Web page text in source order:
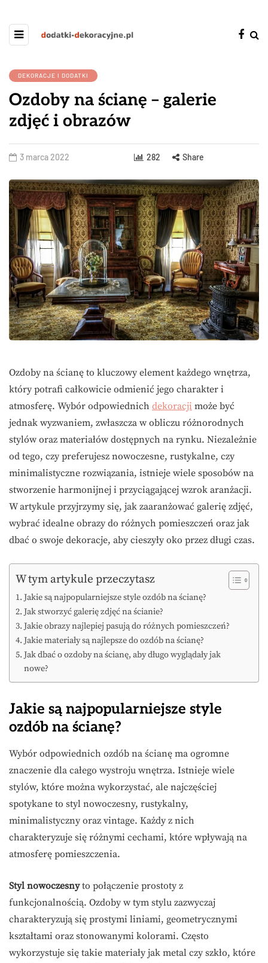
DEKORACJE I DODATKI
Ozdoby na ścianę – galerie
zdjęć i obrazów
3 marca 2022 282 Share
Ozdoby na ścianę to kluczowy element każdego wnętrza,
który potrafi całkowicie odmienić jego charakter i
atmosferę. Wybór odpowiednich dekoracji może być
jednak wyzwaniem, zwłaszcza w obliczu różnorodnych
stylów oraz materiałów dostępnych na rynku. Niezależnie
od tego, czy preferujesz nowoczesne, rustykalne, czy
minimalistyczne rozwiązania, istnieje wiele sposobów na
stworzenie harmonijnej i przyciągającej wzrok aranżacji.
W artykule przyjrzymy się, jak zaaranżować galerię zdjęć,
wybrać idealne obrazy do różnych pomieszczeń oraz jak
dbać o swoje dekoracje, aby cieszyły oko przez długi czas.
W tym artykule przeczytasz
Jakie są najpopularniejsze style ozdób na ścianę?
Jak stworzyć galerię zdjęć na ścianie?
Jakie obrazy najlepiej pasują do różnych pomieszczeń?
Jakie materiały są najlepsze do ozdób na ścianę?
Jak dbać o ozdoby na ścianę, aby długo wyglądały jak
nowe?
Jakie są najpopularniejsze style
ozdób na ścianę?
Wybór odpowiednich ozdób na ścianę ma ogromne
znaczenie dla całego wystroju wnętrza. Istnieje wiele
stylów, które można wykorzystać, ale najczęściej
spotykane to styl nowoczesny, rustykalny,
minimalistyczny oraz vintage. Każdy z nich
charakteryzuje się różnymi cechami, które wpływają na
atmosferę pomieszczenia.
Styl nowoczesnyto połączenie prostoty z
funkcjonalnością. Ozdoby w tym stylu zazwyczaj
charakteryzują się prostymi liniami, geometrycznymi
kształtami oraz stonowanymi kolorami. Często
wykorzystuje się takie materiały jak metal czy szkło, które